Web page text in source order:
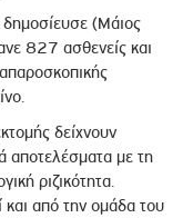
(Μάιος
827 ασθενείς και
δείχνουν
αποτελέσματα με τη
ριζικότητα.
και από την ομάδα του